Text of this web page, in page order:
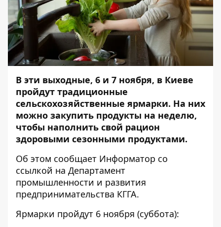
В эти выходные, 6 и 7 ноября, в Киеве
пройдут традиционные
сельскохозяйственные ярмарки. На них
можно закупить продукты на неделю,
чтобы наполнить свой рацион
здоровыми сезонными продуктами.
Об этом сообщает Информатор со
ссылкой на Департамент
промышленности и развития
предпринимательства КГГА.
Ярмарки пройдут 6 ноября (суббота):